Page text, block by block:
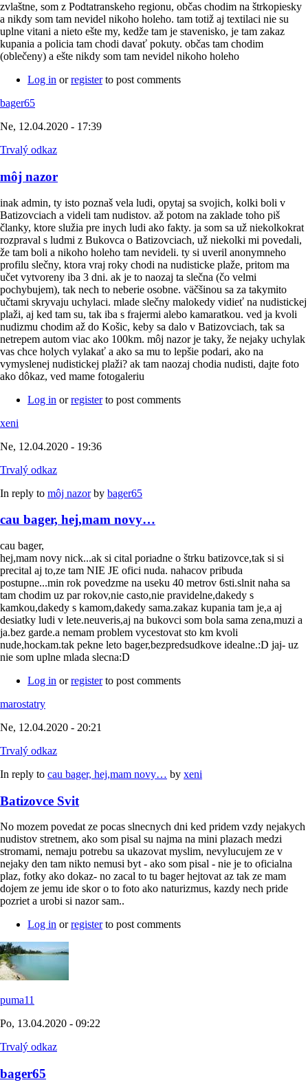
zvlaštne, som z Podtatranskeho regionu, občas chodim na štrkopiesky
a nikdy som tam nevidel nikoho holeho. tam totiž aj textilaci nie su
uplne vitani a nieto ešte my, kedže tam je stavenisko, je tam zakaz
kupania a policia tam chodi davať pokuty. občas tam chodim
(oblečeny) a ešte nikdy som tam nevidel nikoho holeho
Log in orregisterto post comments
bager65
Ne, 12.04.2020 - 17:39
Trvalý odkaz
môj nazor
inak admin, ty isto poznaš vela ludi, opytaj sa svojich, kolki boli v
Batizovciach a videli tam nudistov. až potom na zaklade toho piš
članky, ktore služia pre inych ludi ako fakty. ja som sa už niekolkokrat
rozpraval s ludmi z Bukovca o Batizovciach, už niekolki mi povedali,
že tam boli a nikoho holeho tam nevideli. ty si uveril anonymneho
profilu slečny, ktora vraj roky chodi na nudisticke plaže, pritom ma
učet vytvoreny iba 3 dni. ak je to naozaj ta slečna (čo velmi
pochybujem), tak nech to neberie osobne. väčšinou sa za takymito
učtami skryvaju uchylaci. mlade slečny malokedy vidieť na nudistickej
plaži, aj ked tam su, tak iba s frajermi alebo kamaratkou. ved ja kvoli
nudizmu chodim až do Košic, keby sa dalo v Batizovciach, tak sa
netrepem autom viac ako 100km. môj nazor je taky, že nejaky uchylak
vas chce holych vylakať a ako sa mu to lepšie podari, ako na
vymyslenej nudistickej plaži? ak tam naozaj chodia nudisti, dajte foto
ako dôkaz, ved mame fotogaleriu
Log in orregisterto post comments
xeni
Ne, 12.04.2020 - 19:36
Trvalý odkaz
In reply to môj nazorby bager65
cau bager, hej,mam novy…
cau bager,
hej,mam novy nick...ak si cital poriadne o štrku batizovce,tak si si
precital aj to,ze tam NIE JE ofici nuda. nahacov pribuda
postupne...min rok povedzme na useku 40 metrov 6sti.slnit naha sa
tam chodim uz par rokov,nie casto,nie pravidelne,dakedy s
kamkou,dakedy s kamom,dakedy sama.zakaz kupania tam je,a aj
desiatky ludi v lete.neuveris,aj na bukovci som bola sama zena,muzi a
ja.bez garde.a nemam problem vycestovat sto km kvoli
nude,hockam.tak pekne leto bager,bezpredsudkove idealne.:D jaj- uz
nie som uplne mlada slecna:D
Log in orregisterto post comments
marostatry
Ne, 12.04.2020 - 20:21
Trvalý odkaz
In reply to cau bager, hej,mam novy… by xeni
Batizovce Svit
No mozem povedat ze pocas slnecnych dni ked pridem vzdy nejakych
nudistov stretnem, ako som pisal su najma na mini plazach medzi
stromami, nemaju potrebu sa ukazovat myslim, nevylucujem ze v
nejaky den tam nikto nemusi byt - ako som pisal - nie je to oficialna
plaz, fotky ako dokaz- no zacal to tu bager hejtovat az tak ze mam
dojem ze jemu ide skor o to foto ako naturizmus, kazdy nech pride
pozriet a urobi si nazor sam..
Log in orregisterto post comments
puma11
Po, 13.04.2020 - 09:22
Trvalý odkaz
bager65